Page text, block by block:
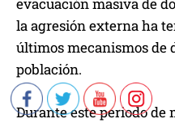
evacuación masiva de
la agresión externa ha
últimos mecanismos de
población.
Durante este periodo